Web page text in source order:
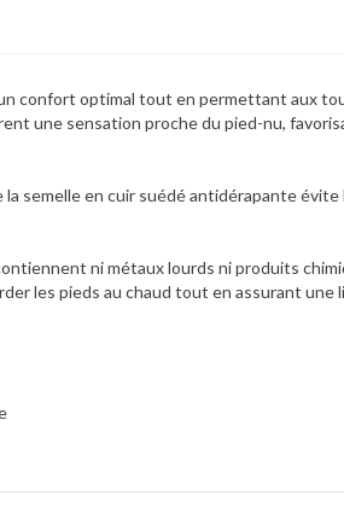
confort optimal tout en permettant aux
une sensation proche du pied-nu,
en cuir suédé antidérapante évite
ni métaux lourds ni produits
les pieds au chaud tout en assurant